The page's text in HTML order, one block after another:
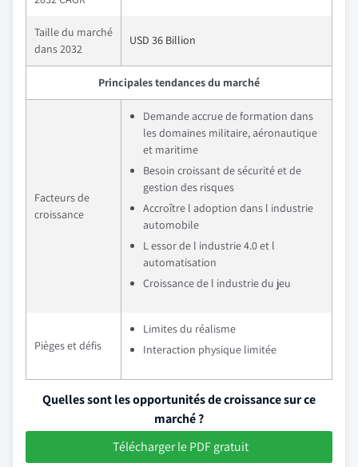
Taille du marché
dans 2032
USD 36 Billion
Principales tendances du marché
Facteurs de
croissance
Demande accrue de formation dans
les domaines militaire, aéronautique
et maritime
Besoin croissant de sécurité et de
gestion des risques
Accroître l adoption dans l industrie
automobile
L essor de l industrie 4.0 et l
automatisation
Croissance de l industrie du jeu
Pièges et défis
Limites du réalisme
Interaction physique limitée
Quelles sont les opportunités de croissance sur ce
marché ?
Télécharger le PDF gratuit